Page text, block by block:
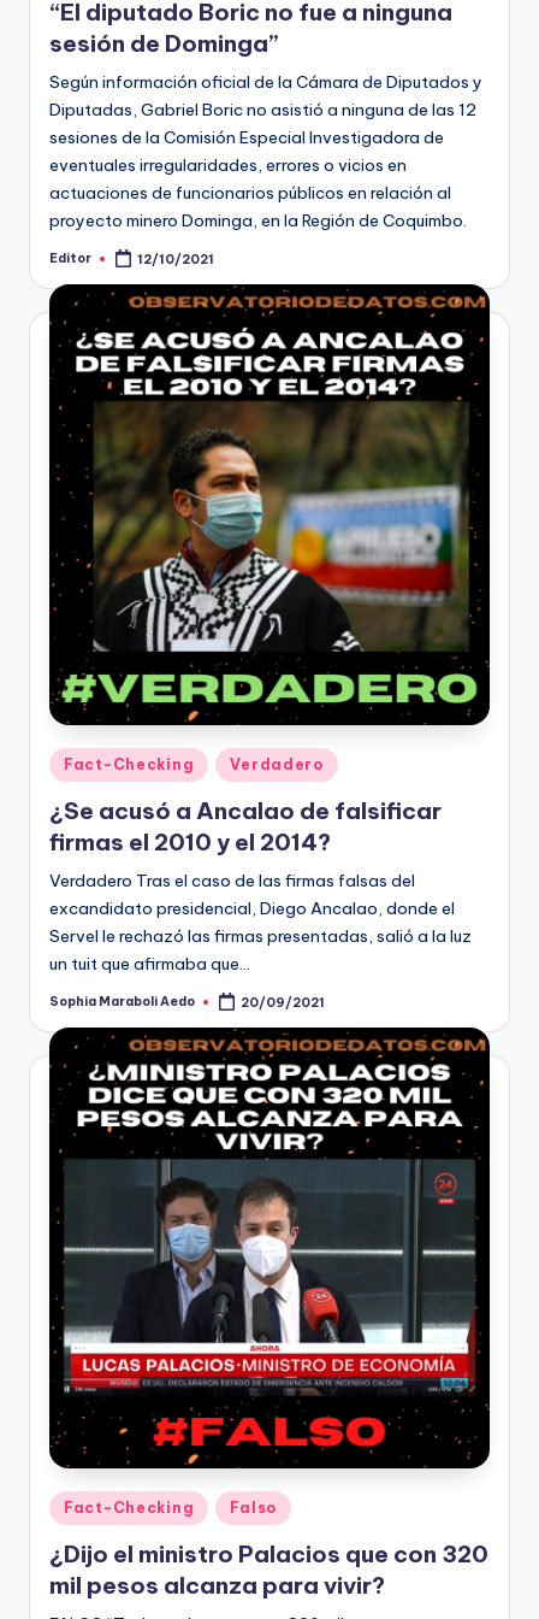
“El diputado Boric no fue a ninguna
sesión de Dominga”
Según información oficial de la Cámara de Diputados y
Diputadas, Gabriel Boric no asistió a ninguna de las 12
sesiones de la Comisión Especial Investigadora de
eventuales irregularidades, errores o vicios en
actuaciones de funcionarios públicos en relación al
proyecto minero Dominga, en la Región de Coquimbo.
Publicado
Editor 12/10/2021
Publicado
en
Fact-Checking Verdadero
¿Se acusó a Ancalao de falsificar
firmas el 2010 y el 2014?
Verdadero Tras el caso de las firmas falsas del
excandidato presidencial, Diego Ancalao, donde el
Servel le rechazó las firmas presentadas, salió a la luz
un tuit que afirmaba que…
Publicado
Sophia Maraboli Aedo 20/09/2021
Publicado
en
Fact-Checking Falso
¿Dijo el ministro Palacios que con 320
mil pesos alcanza para vivir?